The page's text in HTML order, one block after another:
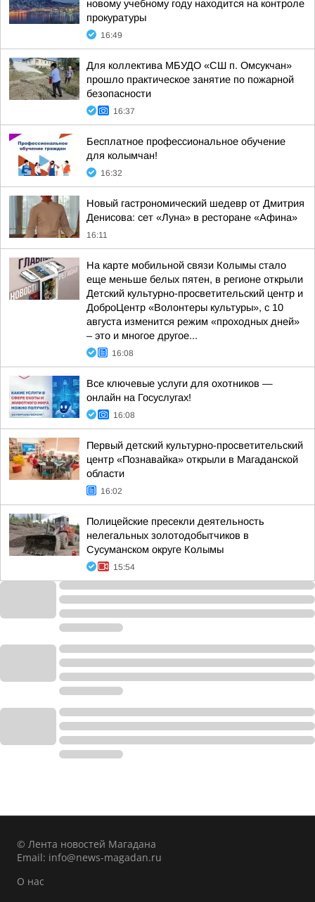
новому учебному году находится на контроле
прокуратуры
16:49
Для коллектива МБУДО «СШ п. Омсукчан»
прошло практическое занятие по пожарной
безопасности
16:37
Бесплатное профессиональное обучение
для колымчан!
16:32
Новый гастрономический шедевр от Дмитрия
Денисова: сет «Луна» в ресторане «Афина»
16:11
На карте мобильной связи Колымы стало
еще меньше белых пятен, в регионе открыли
Детский культурно-просветительский центр и
ДоброЦентр «Волонтеры культуры», с 10
августа изменится режим «проходных дней»
– это и многое другое...
16:08
Все ключевые услуги для охотников —
онлайн на Госуслугах!
16:08
Первый детский культурно-просветительский
центр «Познавайка» открыли в Магаданской
области
16:02
Полицейские пресекли деятельность
нелегальных золотодобытчиков в
Сусуманском округе Колымы
15:54
© Лента новостей Магадана
Email: info@news-magadan.ru
О нас